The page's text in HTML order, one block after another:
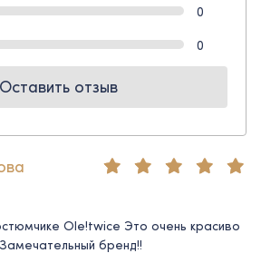
0
0
Оставить отзыв
Ole!twice Это очень красиво
бренд!!